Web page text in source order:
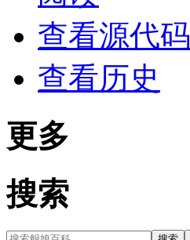
查看源代码
查看历史
更多
搜索